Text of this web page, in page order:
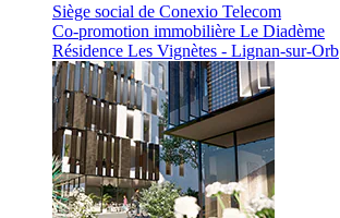
Siège social de Conexio Telecom
Co-promotion immobilière Le Diadème
Résidence Les Vignètes - Lignan-sur-Orb